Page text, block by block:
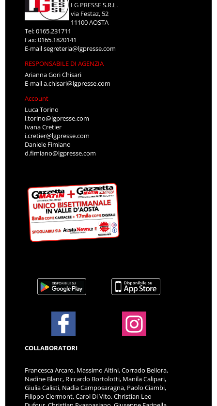
LG PRESSE S.R.L.
via Festaz, 52
11100 AOSTA
Tel: 0165.231711
Fax: 0165.1820141
E-mailsegreteria@lgpresse.com
RESPONSABILE DI AGENZIA
Arianna Gori Chisari
E-maila.chisari@lgpresse.com
Account
Luca Torino
l.torino@lgpresse.com
Ivana Cretier
i.cretier@lgpresse.com
Daniele Fimiano
d.fimiano@lgpresse.com
COLLABORATORI
Francesca Arcaro, Massimo Altini, Corrado Bellora,
Nadine Blanc, Riccardo Bortolotti, Manila Calipari,
Giulia Calisti, Nadia Camposaragna, Paolo Ciambi,
Filippo Clermont, Carol Di Vito, Christian Leo